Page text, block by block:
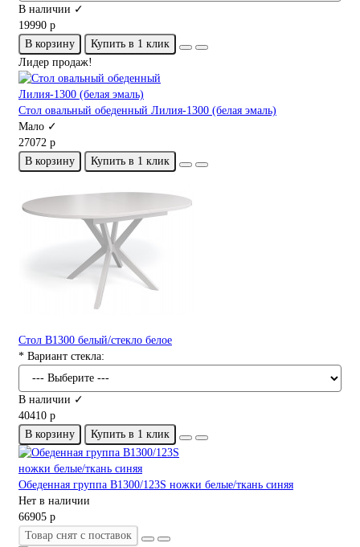
В наличии ✓
19990 р
В корзину
Купить в 1 клик
Лидер продаж!
Стол овальный обеденный Лилия-1300 (белая эмаль)
Мало ✓
27072 р
В корзину
Купить в 1 клик
Стол В1300 белый/стекло белое
* Вариант стекла:
В наличии ✓
40410 р
В корзину
Купить в 1 клик
Обеденная группа В1300/123S ножки белые/ткань синяя
Нет в наличии
66905 р
Товар снят с поставок